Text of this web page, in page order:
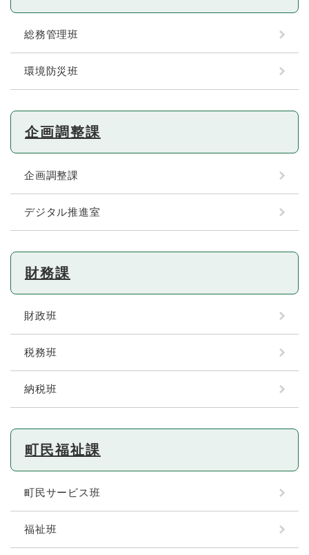
総務管理班
環境防災班
企画調整課
企画調整課
デジタル推進室
財務課
財政班
税務班
納税班
町民福祉課
町民サービス班
福祉班